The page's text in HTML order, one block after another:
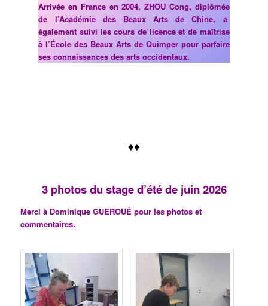
Arrivée en France en 2004, ZHOU Cong, diplômée
de l’Académie des Beaux Arts de Chine, a
également suivi les cours de licence et de maîtrise
à l’École des Beaux Arts de Quimper pour parfaire
ses connaissances des arts occidentaux.
♦♦
3 photos du stage d’été de juin 2026
Merci à Dominique GUEROUÉ pour les photos et
commentaires.